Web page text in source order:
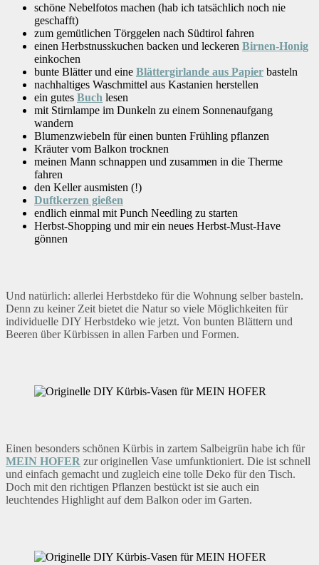
schöne Nebelfotos machen (hab ich tatsächlich noch nie
geschafft)
zum gemütlichen Törggelen nach Südtirol fahren
einen Herbstnusskuchen backen und leckeren Birnen-Honig
einkochen
bunte Blätter und eine Blättergirlande aus Papier basteln
nachhaltiges Waschmittel aus Kastanien herstellen
ein gutes Buch lesen
mit Stirnlampe im Dunkeln zu einem Sonnenaufgang
wandern
Blumenzwiebeln für einen bunten Frühling pflanzen
Kräuter vom Balkon trocknen
meinen Mann schnappen und zusammen in die Therme
fahren
den Keller ausmisten (!)
Duftkerzen gießen
endlich einmal mit Punch Needling zu starten
Herbst-Shopping und mir ein neues Herbst-Must-Have
gönnen
Und natürlich: allerlei Herbstdeko für die Wohnung selber basteln.
Denn zu keiner Zeit bietet die Natur so viele Möglichkeiten für
individuelle DIY Herbstdeko wie jetzt. Von bunten Blättern und
Beeren über Kürbissen in allen Farben und Formen.
Einen besonders schönen Kürbis in zartem Salbeigrün habe ich für
MEIN HOFER zur originellen Vase umfunktioniert. Die ist schnell
und einfach gemacht und zugleich eine tolle Deko für den Tisch.
Doch mit den richtigen Pflanzen bestückt ist sie auch ein
leuchtendes Highlight auf dem Balkon oder im Garten.